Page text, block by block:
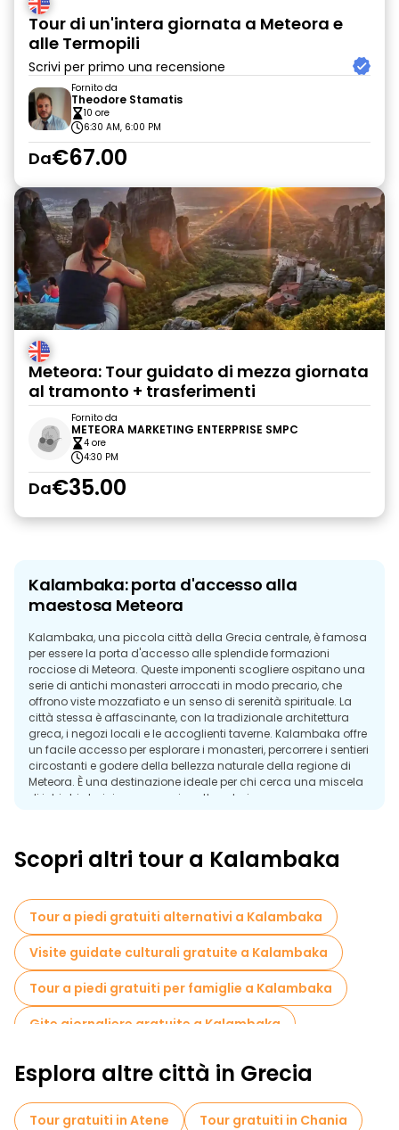
Tour di un'intera giornata a Meteora e
alle Termopili
Scrivi per primo una recensione
Fornito da
Theodore Stamatis
10 ore
6:30 AM, 6:00 PM
Da€67.00
Meteora: Tour guidato di mezza giornata
al tramonto + trasferimenti
Fornito da
METEORA MARKETING ENTERPRISE SMPC
4 ore
4:30 PM
Da€35.00
Kalambaka: porta d'accesso alla
maestosa Meteora
Kalambaka, una piccola città della Grecia centrale, è famosa
per essere la porta d'accesso alle splendide formazioni
rocciose di Meteora. Queste imponenti scogliere ospitano una
serie di antichi monasteri arroccati in modo precario, che
offrono viste mozzafiato e un senso di serenità spirituale. La
città stessa è affascinante, con la tradizionale architettura
greca, i negozi locali e le accoglienti taverne. Kalambaka offre
un facile accesso per esplorare i monasteri, percorrere i sentieri
circostanti e godere della bellezza naturale della regione di
Meteora. È una destinazione ideale per chi cerca una miscela
di intrighi storici e paesaggi spettacolari.
Scopri altri tour a Kalambaka
Tour a piedi gratuiti alternativi a Kalambaka
Visite guidate culturali gratuite a Kalambaka
Tour a piedi gratuiti per famiglie a Kalambaka
Gite giornaliere gratuite a Kalambaka
Tour in bicicletta a Kalambaka
Esplora altre città in Grecia
Tour gratuiti in Atene
Tour gratuiti in Chania